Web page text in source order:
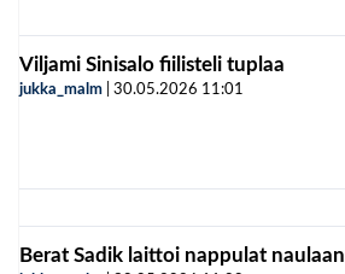
Viljami Sinisalo fiilisteli tuplaa
jukka_malm 30.05.2026 11:01
Berat Sadik laittoi nappulat naulaan